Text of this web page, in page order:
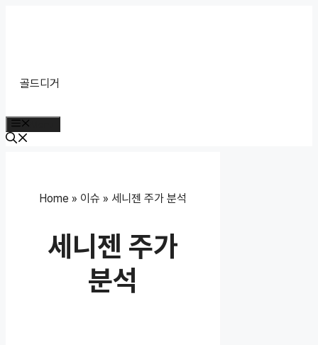
골드디거
Home » 이슈 » 세니젠 주가 분석
세니젠 주가
분석